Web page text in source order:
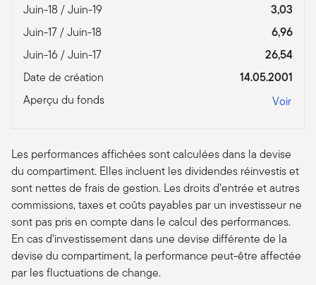
Juin-18 / Juin-19
3,03
Juin-17 / Juin-18
6,96
Juin-16 / Juin-17
26,54
Date de création
14.05.2001
Aperçu du fonds
Voir
Les performances affichées sont calculées dans la devise
du compartiment. Elles incluent les dividendes réinvestis et
sont nettes de frais de gestion. Les droits d’entrée et autres
commissions, taxes et coûts payables par un investisseur ne
sont pas pris en compte dans le calcul des performances.
En cas d’investissement dans une devise différente de la
devise du compartiment, la performance peut-être affectée
par les fluctuations de change.